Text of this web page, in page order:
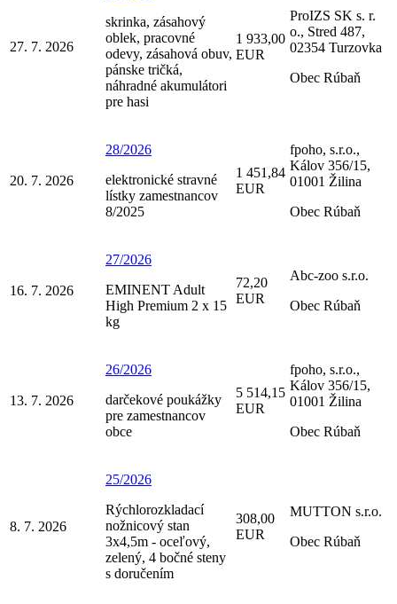
27. 7. 2026
skrinka, zásahový
oblek, pracovné
odevy, zásahová obuv,
pánske tričká,
náhradné akumulátori
pre hasi
1 933,00
EUR
ProIZS SK s. r.
o., Stred 487,
02354 Turzovka
Obec Rúbaň
20. 7. 2026
28/2026
elektronické stravné
lístky zamestnancov
8/2025
1 451,84
EUR
fpoho, s.r.o.,
Kálov 356/15,
01001 Žilina
Obec Rúbaň
16. 7. 2026
27/2026
EMINENT Adult
High Premium 2 x 15
kg
72,20
EUR
Abc-zoo s.r.o.
Obec Rúbaň
13. 7. 2026
26/2026
darčekové poukážky
pre zamestnancov
obce
5 514,15
EUR
fpoho, s.r.o.,
Kálov 356/15,
01001 Žilina
Obec Rúbaň
8. 7. 2026
25/2026
Rýchlorozkladací
nožnicový stan
3x4,5m - oceľový,
zelený, 4 bočné steny
s doručením
308,00
EUR
MUTTON s.r.o.
Obec Rúbaň